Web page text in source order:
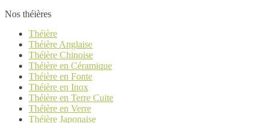
Nos théières
Théière
Théière Anglaise
Théière Chinoise
Théière en Céramique
Théière en Fonte
Théière en Inox
Théière en Terre Cuite
Théière en Verre
Théière Japonaise